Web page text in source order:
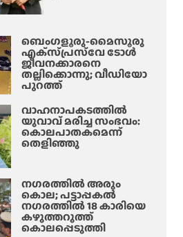
ബെംഗളൂരു-മൈസൂരു
എക്‌സ്‌പ്രസ്‌വേ ടോൾ
ജീവനക്കാരനെ
തല്ലിക്കൊന്നു; വീഡിയോ
പുറത്ത്
വാഹനാപകടത്തിൽ
യുവാവ് മരിച്ച സംഭവം:
കൊലപാതകമെന്ന്
തെളിഞ്ഞു
നഗരത്തിൽ അരും
കൊല; പട്ടാപ്പകൽ
നഗരത്തിൽ 18 കാരിയെ
കഴുത്തറുത്ത്
കൊലപ്പെടുത്തി